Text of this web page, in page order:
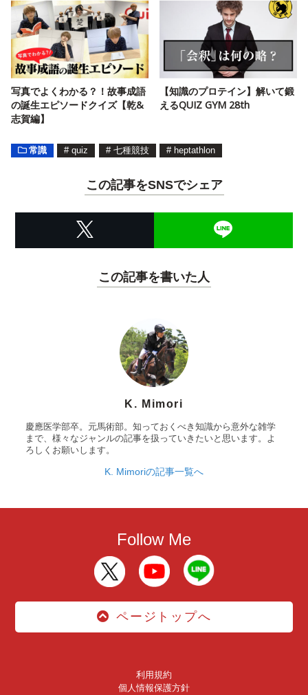
写真でよくわかる？！故事成語
の誕生エピソードクイズ【乾&
志賀編】
【知識のプロテイン】解いて鍛
えるQUIZ GYM 28th
常識 # quiz # 七種競技 # heptathlon
この記事をSNSでシェア
この記事を書いた人
K. Mimori
慶應医学部卒。元馬術部。知っておくべき知識から意外な雑学
まで、様々なジャンルの記事を扱っていきたいと思います。よ
ろしくお願いします。
K. Mimoriの記事一覧へ
Follow Me
ページトップへ
利用規約
個人情報保護方針